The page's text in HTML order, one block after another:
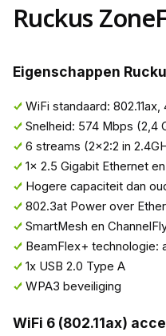
Ruckus
Eigenschappen
WiFi standaard:
Snelheid: 574 Mbps (2,4
6 streams (2x2:2 in
1x 2.5 Gigabit Ethernet
Hogere capaciteit dan
802.3at Power over
SmartMesh en
BeamFlex+ technologie:
1x USB 2.0 Type A
WPA3 beveiliging
WiFi 6 (802.11ax)